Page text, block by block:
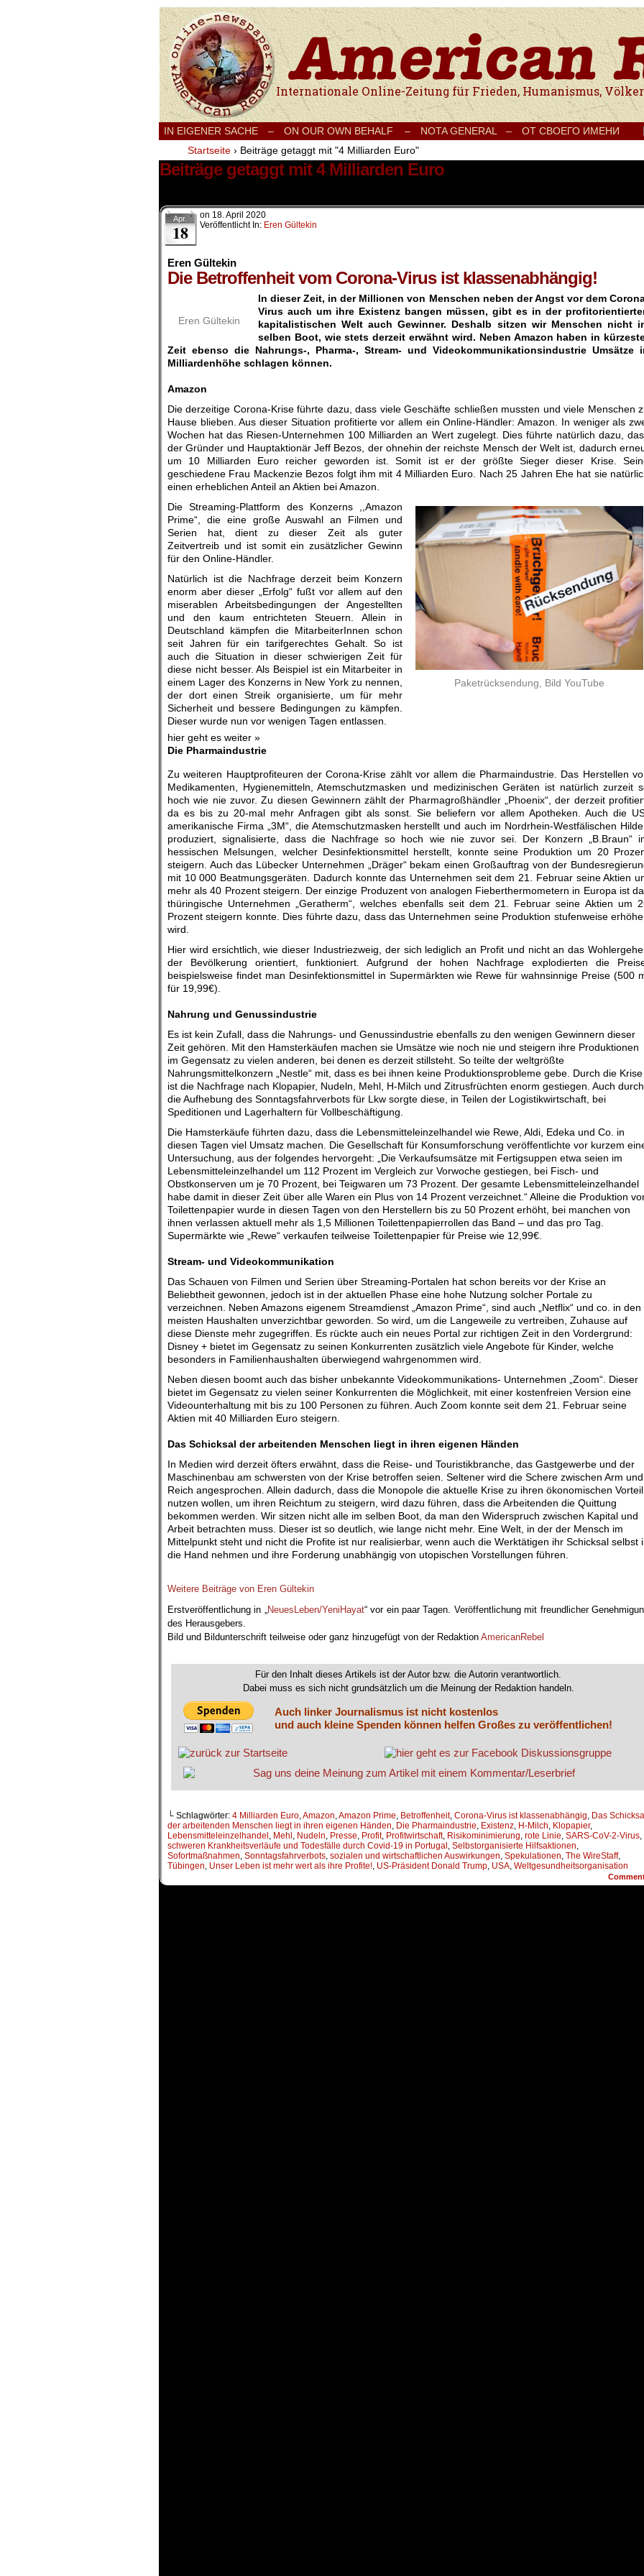
Internationale Onlinezeitung für Frieden, Humanismus, Völkerverständigung und
IN EIGENER SACHE – ON OUR OWN BEHALF – NOTA GENERAL –
ОТ СВОЕГО ИМЕНИ
Startseite › Beiträge getaggt mit "4 Milliarden Euro"
Beiträge getaggt mit 4 Milliarden Euro
Apr.
18
on 18. April 2020
Veröffentlicht In: Eren Gültekin
Eren Gültekin
Die Betroffenheit vom Corona-Virus ist klassenabhängig!
Eren Gültekin
In dieser Zeit, in der Millionen von Menschen neben der Angst vor dem
Virus auch um ihre Existenz bangen müssen, gibt es in der
kapitalistischen Welt auch Gewinner. Deshalb sitzen wir Menschen nicht
selben Boot, wie stets derzeit erwähnt wird. Neben Amazon haben in
Zeit ebenso die Nahrungs-, Pharma-, Stream- und Videokommunikationsindustrie Umsätze
Milliardenhöhe schlagen können.
Amazon
Die derzeitige Corona-Krise führte dazu, dass viele Geschäfte schließen mussten und viele Menschen
Hause blieben. Aus dieser Situation profitierte vor allem ein Online-Händler: Amazon. In weniger als
Wochen hat das Riesen-Unternehmen 100 Milliarden an Wert zugelegt. Dies führte natürlich dazu,
der Gründer und Hauptaktionär Jeff Bezos, der ohnehin der reichste Mensch der Welt ist, dadurch
um 10 Milliarden Euro reicher geworden ist. Somit ist er der größte Sieger dieser Krise.
geschiedene Frau Mackenzie Bezos folgt ihm mit 4 Milliarden Euro. Nach 25 Jahren Ehe hat sie
einen erheblichen Anteil an Aktien bei Amazon.
Paketrücksendung, Bild YouTube
Die Streaming-Plattform des Konzerns ,,Amazon
Prime“, die eine große Auswahl an Filmen und
Serien hat, dient zu dieser Zeit als guter
Zeitvertreib und ist somit ein zusätzlicher Gewinn
für den Online-Händler.
Natürlich ist die Nachfrage derzeit beim Konzern
enorm aber dieser „Erfolg“ fußt vor allem auf den
miserablen Arbeitsbedingungen der Angestellten
und den kaum entrichteten Steuern. Allein in
Deutschland kämpfen die MitarbeiterInnen schon
seit Jahren für ein tarifgerechtes Gehalt. So ist
auch die Situation in dieser schwierigen Zeit für
diese nicht besser. Als Beispiel ist ein Mitarbeiter in
einem Lager des Konzerns in New York zu nennen,
der dort einen Streik organisierte, um für mehr
Sicherheit und bessere Bedingungen zu kämpfen.
Dieser wurde nun vor wenigen Tagen entlassen.
hier geht es weiter »
Die Pharmaindustrie
Zu weiteren Hauptprofiteuren der Corona-Krise zählt vor allem die Pharmaindustrie. Das Herstellen
Medikamenten, Hygienemitteln, Atemschutzmasken und medizinischen Geräten ist natürlich zurzeit
hoch wie nie zuvor. Zu diesen Gewinnern zählt der Pharmagroßhändler „Phoenix“, der derzeit
da es bis zu 20-mal mehr Anfragen gibt als sonst. Sie beliefern vor allem Apotheken. Auch die
amerikanische Firma „3M“, die Atemschutzmasken herstellt und auch im Nordrhein-Westfälischen
produziert, signalisierte, dass die Nachfrage so hoch wie nie zuvor sei. Der Konzern „B.Braun“
hessischen Melsungen, welcher Desinfektionsmittel herstellt, konnte seine Produktion um 20
steigern. Auch das Lübecker Unternehmen „Dräger“ bekam einen Großauftrag von der
mit 10 000 Beatmungsgeräten. Dadurch konnte das Unternehmen seit dem 21. Februar seine Aktien
mehr als 40 Prozent steigern. Der einzige Produzent von analogen Fieberthermometern in Europa ist
thüringische Unternehmen „Geratherm“, welches ebenfalls seit dem 21. Februar seine Aktien um
Prozent steigern konnte. Dies führte dazu, dass das Unternehmen seine Produktion stufenweise
wird.
Hier wird ersichtlich, wie dieser Industriezweig, der sich lediglich an Profit und nicht an das
der Bevölkerung orientiert, funktioniert. Aufgrund der hohen Nachfrage explodierten die
beispielsweise findet man Desinfektionsmittel in Supermärkten wie Rewe für wahnsinnige Preise (500
für 19,99€).
Nahrung und Genussindustrie
Es ist kein Zufall, dass die Nahrungs- und Genussindustrie ebenfalls zu den wenigen Gewinnern dieser
Zeit gehören. Mit den Hamsterkäufen machen sie Umsätze wie noch nie und steigern ihre Produktionen
im Gegensatz zu vielen anderen, bei denen es derzeit stillsteht. So teilte der weltgrößte
Nahrungsmittelkonzern „Nestle“ mit, dass es bei ihnen keine Produktionsprobleme gebe. Durch die Krise
ist die Nachfrage nach Klopapier, Nudeln, Mehl, H-Milch und Zitrusfrüchten enorm gestiegen. Auch durch
die Aufhebung des Sonntagsfahrverbots für Lkw sorgte diese, in Teilen der Logistikwirtschaft, bei
Speditionen und Lagerhaltern für Vollbeschäftigung.
Die Hamsterkäufe führten dazu, dass die Lebensmitteleinzelhandel wie Rewe, Aldi, Edeka und Co. in
diesen Tagen viel Umsatz machen. Die Gesellschaft für Konsumforschung veröffentlichte vor kurzem
Untersuchung, aus der folgendes hervorgeht: „Die Verkaufsumsätze mit Fertigsuppen etwa seien im
Lebensmitteleinzelhandel um 112 Prozent im Vergleich zur Vorwoche gestiegen, bei Fisch- und
Obstkonserven um je 70 Prozent, bei Teigwaren um 73 Prozent. Der gesamte Lebensmitteleinzelhandel
habe damit in dieser Zeit über alle Waren ein Plus von 14 Prozent verzeichnet.“ Alleine die Produktion
Toilettenpapier wurde in diesen Tagen von den Herstellern bis zu 50 Prozent erhöht, bei manchen von
ihnen verlassen aktuell mehr als 1,5 Millionen Toilettenpapierrollen das Band – und das pro Tag.
Supermärkte wie „Rewe“ verkaufen teilweise Toilettenpapier für Preise wie 12,99€.
Stream- und Videokommunikation
Das Schauen von Filmen und Serien über Streaming-Portalen hat schon bereits vor der Krise an
Beliebtheit gewonnen, jedoch ist in der aktuellen Phase eine hohe Nutzung solcher Portale zu
verzeichnen. Neben Amazons eigenem Streamdienst „Amazon Prime“, sind auch „Netflix“ und co. in den
meisten Haushalten unverzichtbar geworden. So wird, um die Langeweile zu vertreiben, Zuhause auf
diese Dienste mehr zugegriffen. Es rückte auch ein neues Portal zur richtigen Zeit in den Vordergrund:
Disney + bietet im Gegensatz zu seinen Konkurrenten zusätzlich viele Angebote für Kinder, welche
besonders in Familienhaushalten überwiegend wahrgenommen wird.
Neben diesen boomt auch das bisher unbekannte Videokommunikations- Unternehmen „Zoom“. Dieser
bietet im Gegensatz zu vielen seiner Konkurrenten die Möglichkeit, mit einer kostenfreien Version eine
Videounterhaltung mit bis zu 100 Personen zu führen. Auch Zoom konnte seit dem 21. Februar seine
Aktien mit 40 Milliarden Euro steigern.
Das Schicksal der arbeitenden Menschen liegt in ihren eigenen Händen
In Medien wird derzeit öfters erwähnt, dass die Reise- und Touristikbranche, das Gastgewerbe und der
Maschinenbau am schwersten von der Krise betroffen seien. Seltener wird die Schere zwischen Arm und
Reich angesprochen. Allein dadurch, dass die Monopole die aktuelle Krise zu ihren ökonomischen Vorteil
nutzen wollen, um ihren Reichtum zu steigern, wird dazu führen, dass die Arbeitenden die Quittung
bekommen werden. Wir sitzen nicht alle im selben Boot, da man den Widerspruch zwischen Kapital und
Arbeit betrachten muss. Dieser ist so deutlich, wie lange nicht mehr. Eine Welt, in der der Mensch im
Mittelpunkt steht und nicht die Profite ist nur realisierbar, wenn auch die Werktätigen ihr Schicksal selbst
die Hand nehmen und ihre Forderung unabhängig von utopischen Vorstellungen führen.
Weitere Beiträge von Eren Gültekin
Erstveröffentlichung in „NeuesLeben/YeniHayat“ vor ein paar Tagen. Veröffentlichung mit freundlicher
des Herausgebers.
Bild und Bildunterschrift teilweise oder ganz hinzugefügt von der Redaktion AmericanRebel
Für den Inhalt dieses Artikels ist der Autor bzw. die Autorin verantwortlich.
Dabei muss es sich nicht grundsätzlich um die Meinung der Redaktion handeln.
Auch linker Journalismus ist nicht kostenlos
und auch kleine Spenden können helfen Großes zu veröffentlichen!
└ Schlagwörter: 4 Milliarden Euro,Amazon,Amazon Prime, Betroffenheit, Corona-Virus ist klassenabhängig, Das
der arbeitenden Menschen liegt in ihren eigenen Händen, Die Pharmaindustrie, Existenz, H-Milch, Klopapier,
Lebensmitteleinzelhandel , Mehl , Nudeln, Presse, Profit, Profitwirtschaft, Risikominimierung, rote Linie, SARS-CoV-2-Virus,
schweren Krankheitsverläufe und Todesfälle durch Covid-19 in Portugal , Selbstorganisierte Hilfsaktionen,
Sofortmaßnahmen, Sonntagsfahrverbots, sozialen und wirtschaftlichen Auswirkungen, Spekulationen, The WireStaff,
Tübingen, Unser Leben ist mehr wert als ihre Profite!, US-Präsident Donald Trump, USA, Weltgesundheitsorganisation